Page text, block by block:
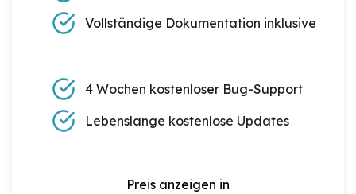
Vollständige Dokumentation inklusive
4 Wochen kostenloser Bug-Support
Lebenslange kostenlose Updates
Preis anzeigen in